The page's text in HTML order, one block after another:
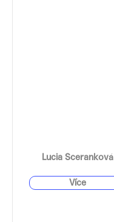
Lucia Sceranková